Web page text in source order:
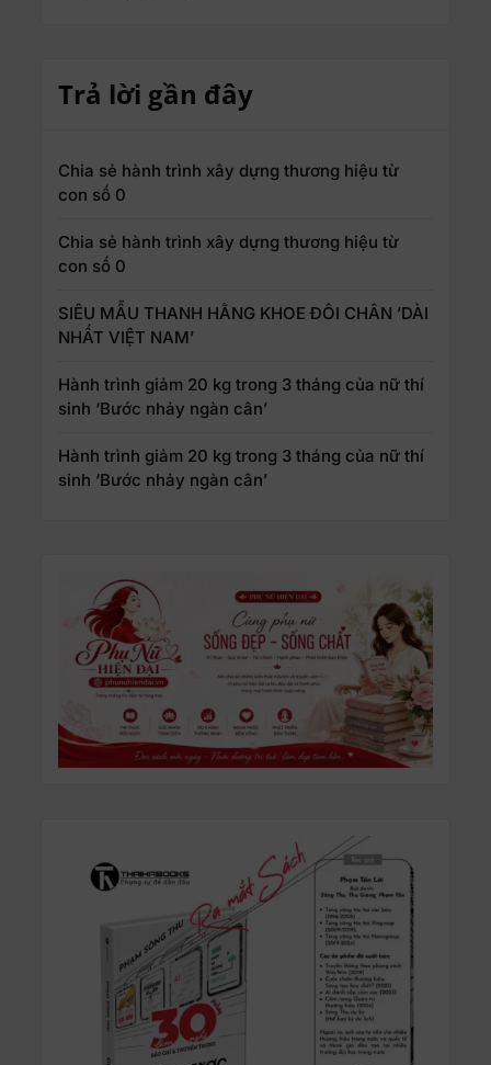
Trả lời gần đây
Chia sẻ hành trình xây dựng thương hiệu từ
con số 0
Chia sẻ hành trình xây dựng thương hiệu từ
con số 0
SIÊU MẪU THANH HẰNG KHOE ĐÔI CHÂN ’DÀI
NHẤT VIỆT NAM’
Hành trình giảm 20 kg trong 3 tháng của nữ thí
sinh ‘Bước nhảy ngàn cân’
Hành trình giảm 20 kg trong 3 tháng của nữ thí
sinh ‘Bước nhảy ngàn cân’